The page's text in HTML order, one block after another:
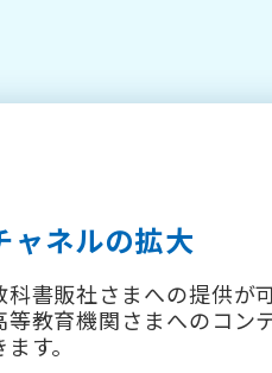
ャネルの拡大
書販社さまへの提供が
等教育機関さまへのコン
す。